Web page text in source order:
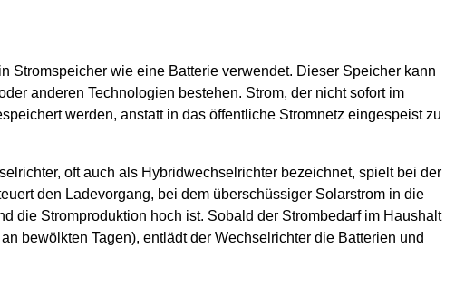
Stromspeicher wie eine Batterie verwendet. Dieser Speicher kann
anderen Technologien bestehen. Strom, der nicht sofort im
werden, anstatt in das öffentliche Stromnetz eingespeist zu
oft auch als Hybridwechselrichter bezeichnet, spielt bei der
den Ladevorgang, bei dem überschüssiger Solarstrom in die
die Stromproduktion hoch ist. Sobald der Strombedarf im Haushalt
bewölkten Tagen), entlädt der Wechselrichter die Batterien und